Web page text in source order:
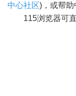
中心社区)，或帮助
115浏览器可